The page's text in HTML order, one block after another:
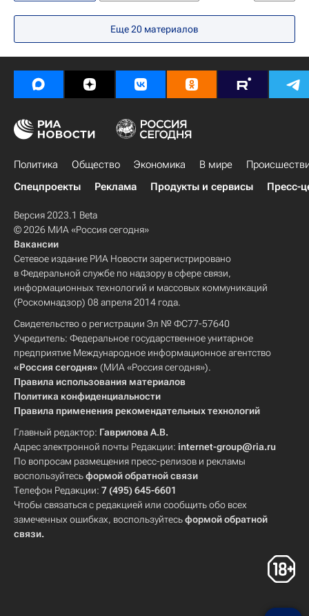
"Е.В.А." (НП)
Еще20 материалов
Политика Общество Экономика В мире
Спецпроекты
Реклама Продукты и сервисы Пресс-
Версия 2023.1 Beta
© 2026 МИА «Россия сегодня»
Вакансии
Сетевое издание РИА Новости зарегистрировано
в Федеральной службе по надзору в сфере связи,
информационных технологий и массовых коммуникаций
(Роскомнадзор) 08 апреля 2014 года.
Свидетельство о регистрации Эл № ФС77-57640
Учредитель: Федеральное государственное унитарное
предприятие Международное информационное агентство
«Россия сегодня» (МИА «Россия сегодня»).
Правила использования материалов
Политика конфиденциальности
Правила применения рекомендательных технологий
Главный редактор: Гаврилова А.В.
Адрес электронной почты Редакции: internet-group@ria.ru
По вопросам размещения пресс-релизов и рекламы
воспользуйтесьформой обратной связи
Телефон Редакции: 7 (495) 645-6601
Чтобы связаться с редакцией или сообщить обо всех
замеченных ошибках, воспользуйтесьформой обратной
связи.